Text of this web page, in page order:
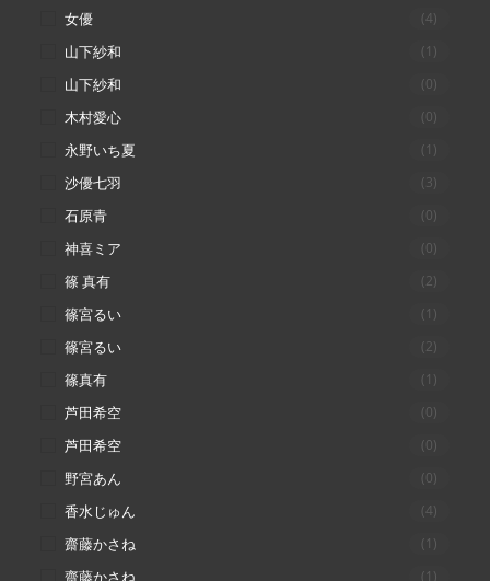
女優 (4)
山下紗和 (1)
山下紗和 (0)
木村愛心 (0)
永野いち夏 (1)
沙優七羽 (3)
石原青 (0)
神喜ミア (0)
篠 真有 (2)
篠宮るい (1)
篠宮るい (2)
篠真有 (1)
芦田希空 (0)
芦田希空 (0)
野宮あん (0)
香水じゅん (4)
齋藤かさね (1)
齋藤かさね (1)